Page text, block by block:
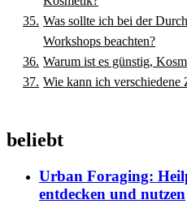
Was sollte ich bei der
Workshops beachten?
Warum ist es günstig,
Wie kann ich
beliebt
Urban Foraging:
entdecken und nutzen